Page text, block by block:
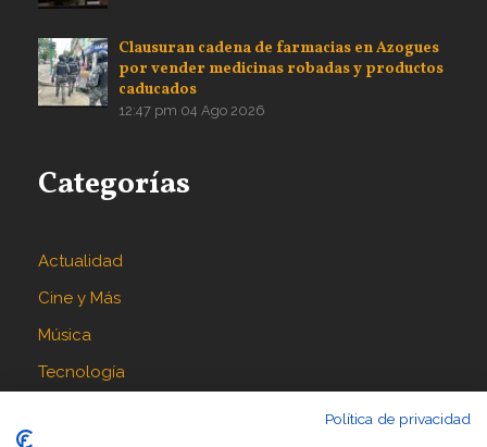
Clausuran cadena de farmacias en Azogues
por vender medicinas robadas y productos
caducados
12:47 pm 04 Ago 2026
Categorías
Actualidad
Cine y Más
Música
Tecnología
Política de privacidad